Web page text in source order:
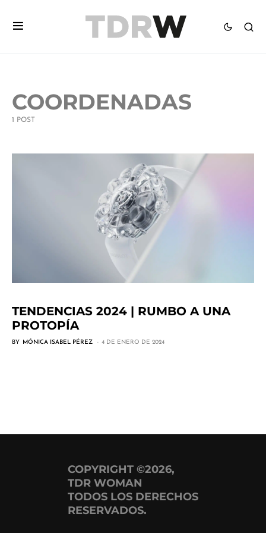
COORDENADAS
1 POST
TENDENCIAS 2024 | RUMBO A UNA
PROTOPÍA
BY MÓNICA ISABEL PÉREZ 4 DE ENERO DE 2024
COPYRIGHT ©2026,
TDR WOMAN
TODOS LOS DERECHOS
RESERVADOS.